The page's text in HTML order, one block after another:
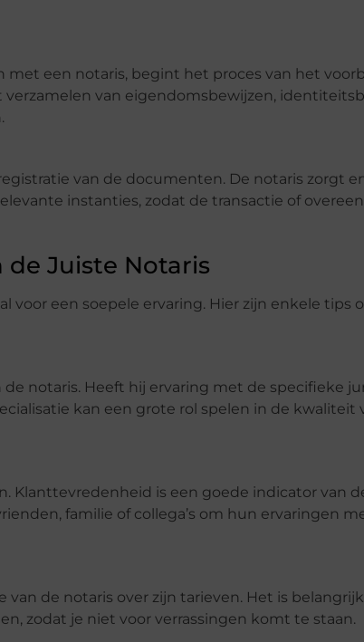
met een notaris, begint het proces van het
van eigendomsbewijzen,
van de documenten. De notaris zorgt
instanties, zodat de transactie of
de Juiste Notaris
voor een soepele ervaring. Hier zijn enkele tips
de notaris. Heeft hij ervaring met de specifieke
kan een grote rol spelen in de kwaliteit
Klanttevredenheid is een goede indicator van
familie of collega’s om hun ervaringen
de notaris over zijn tarieven. Het is
zodat je niet voor verrassingen komt te staan.